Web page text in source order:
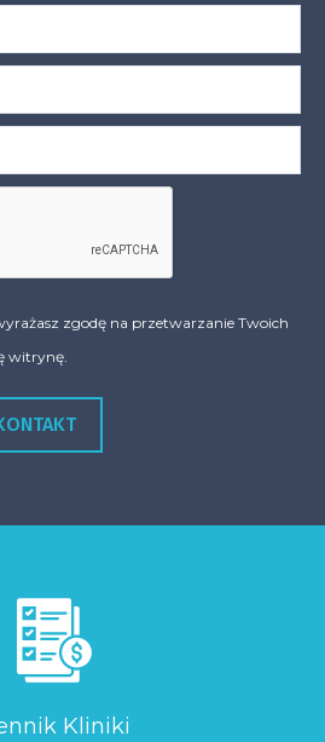
zgodę na przetwarzanie Twoich
witrynę.
Kliniki